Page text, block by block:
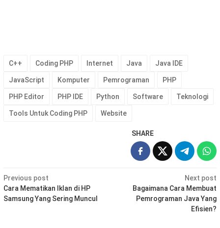
C++ Coding PHP Internet Java Java IDE
JavaScript Komputer Pemrograman PHP
PHP Editor PHP IDE Python Software Teknologi
Tools Untuk Coding PHP Website
SHARE
Post
navigation
Previous post
Cara Mematikan Iklan di HP
Samsung Yang Sering Muncul
Next post
Bagaimana Cara Membuat
Pemrograman Java Yang
Efisien?